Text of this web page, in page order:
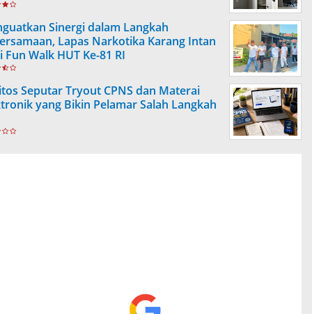
Sinergi dalam Langkah
Lapas Narkotika Karang Intan
Walk HUT Ke-81 RI
Seputar Tryout CPNS dan Materai
yang Bikin Pelamar Salah Langkah